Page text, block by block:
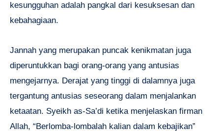
kesungguhan adalah pangkal dari kesuksesan dan
kebahagiaan.
Jannah yang merupakan puncak kenikmatan juga
diperuntukkan bagi orang-orang yang antusias
mengejarnya. Derajat yang tinggi di dalamnya juga
tergantung antusias seseorang dalam menjalankan
ketaatan. Syeikh as-Sa’di ketika menjelaskan firman
Allah, “Berlomba-lombalah kalian dalam kebajikan”